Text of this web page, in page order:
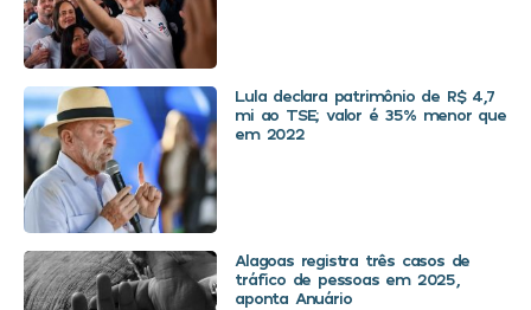
Lula declara patrimônio de R$ 4,7
mi ao TSE; valor é 35% menor que
em 2022
Alagoas registra três casos de
tráfico de pessoas em 2025,
aponta Anuário